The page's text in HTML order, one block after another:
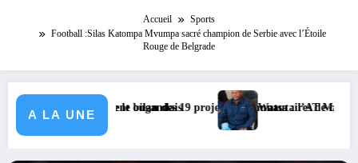
Accueil
Sports
Football :Silas Katompa Mvumpa sacré champion de Serbie avec l’Étoile
Rouge de Belgrade
A LA UNE
ougandais
bilan des 19 projets communautaires de cahier de charge signé avec
Watsa : l’AT Magayi Missa Dieudonné